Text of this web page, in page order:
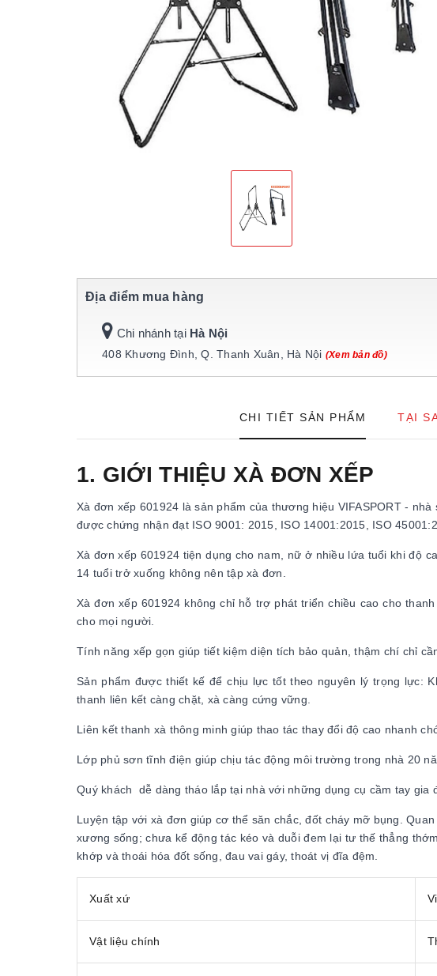
Địa điểm mua hàng
Chi nhánh tại Hà Nội
408 Khương Đình, Q. Thanh Xuân, Hà Nội (Xem bản đồ)
CHI TIẾT SẢN PHẨM TẠI
1. GIỚI THIỆU XÀ ĐƠN XẾP
Xà đơn xếp 601924 là sản phẩm của thương hiệu VIFASPORT -
được chứng nhận đạt ISO 9001: 2015, ISO 14001:2015, ISO
Xà đơn xếp 601924 tiện dụng cho nam, nữ ở nhiều lứa tuổi khi độ
14 tuổi trở xuống không nên tập xà đơn.
Xà đơn xếp 601924 không chỉ hỗ trợ phát triển chiều cao cho
cho mọi người.
Tính năng xếp gọn giúp tiết kiệm diện tích bảo quản, thậm chí chỉ
Sản phẩm được thiết kế để chịu lực tốt theo nguyên lý trọng lực:
thanh liên kết càng chặt, xà càng cứng vững.
Liên kết thanh xà thông minh giúp thao tác thay đổi độ cao nhanh
Lớp phủ sơn tĩnh điện giúp chịu tác động môi trường trong nhà 20
Quý khách dễ dàng tháo lắp tại nhà với những dụng cụ cầm tay gia
Luyện tập với xà đơn giúp cơ thể săn chắc, đốt cháy mỡ bụng.
xương sống; chưa kể động tác kéo và duỗi đem lại tư thế thẳng
khớp và thoái hóa đốt sống, đau vai gáy, thoát vị đĩa đệm.
Xuất xứ
Vật liệu chính